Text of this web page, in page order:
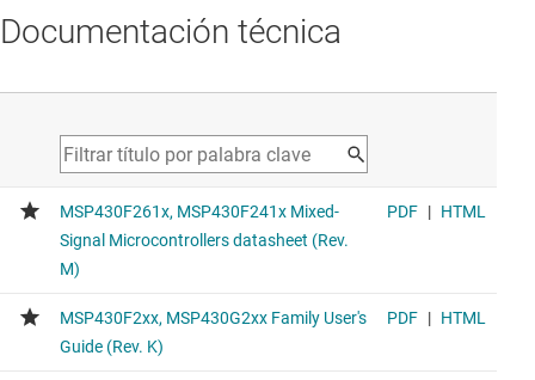
Documentación técnica